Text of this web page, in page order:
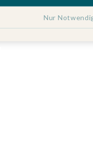
Nur